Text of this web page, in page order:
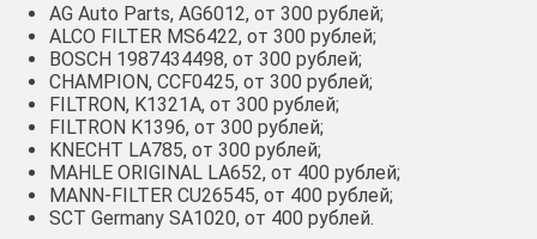
AG Auto Parts, AG6012, от 300 рублей;
ALCO FILTER MS6422, от 300 рублей;
BOSCH 1987434498, от 300 рублей;
CHAMPION, CCF0425, от 300 рублей;
FILTRON, K1321A, от 300 рублей;
FILTRON K1396, от 300 рублей;
KNECHT LA785, от 300 рублей;
MAHLE ORIGINAL LA652, от 400 рублей;
MANN-FILTER CU26545, от 400 рублей;
SCT Germany SA1020, от 400 рублей.